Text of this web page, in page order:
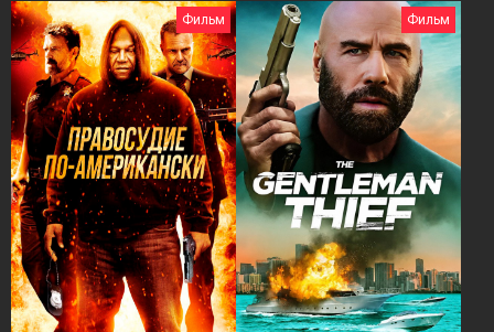
Фильм
Фильм